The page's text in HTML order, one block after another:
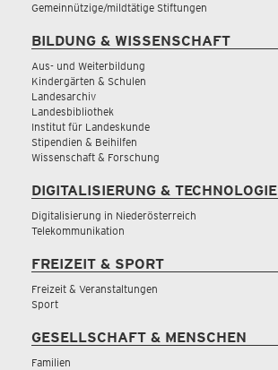
Gemeinnützige/mildtätige Stiftungen
BILDUNG & WISSENSCHAFT
Aus- und Weiterbildung
Kindergärten & Schulen
Landesarchiv
Landesbibliothek
Institut für Landeskunde
Stipendien & Beihilfen
Wissenschaft & Forschung
DIGITALISIERUNG & TECHNOLOGIE
Digitalisierung in Niederösterreich
Telekommunikation
FREIZEIT & SPORT
Freizeit & Veranstaltungen
Sport
GESELLSCHAFT & MENSCHEN
Familien